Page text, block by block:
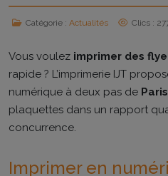
Catégorie : Actualités Clics :
Vous voulez imprimer des
rapide ? L’imprimerie IJT
numérique à deux pas de Paris
plaquettes dans un rapport
concurrence.
Imprimer en